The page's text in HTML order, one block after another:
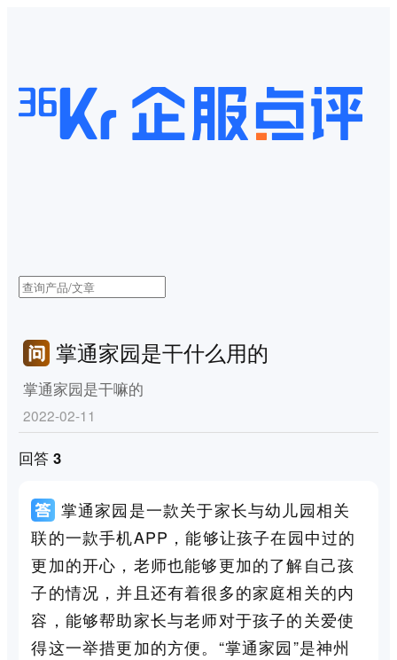
掌通家园是干什么用的
掌通家园是干嘛的
2022-02-11
回答 3
掌通家园是一款关于家长与幼儿园相关
联的一款手机APP，能够让孩子在园中过的
更加的开心，老师也能够更加的了解自己孩
子的情况，并且还有着很多的家庭相关的内
容，能够帮助家长与老师对于孩子的关爱使
得这一举措更加的方便。“掌通家园”是神州